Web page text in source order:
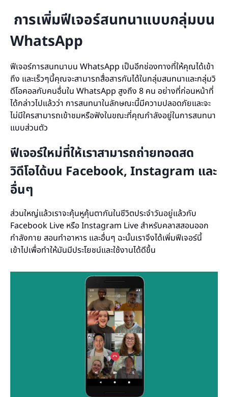
การเพิ่มฟีเจอร์สนทนาแบบกลุ่มบน
WhatsApp
ฟีเจอร์การสนทนาบน WhatsApp เป็นอีกช่องทางที่ให้คุณได้เข้า
ถึง และเร็วๆนี้คุณจะสามารถสื่อสารกันได้ในกลุ่มสนทนาและกลุ่มวิ
ดีโอคอลกับคนอื่นใน WhatsApp สูงถึง 8 คน อย่างที่ก่อนหน้าที่
ได้กล่าวไปแล้วว่า การสนทนาในลักษณะนี้มีความปลอดภัยและจะ
ไม่มีใครสามารถเข้าชมหรือฟังในขณะที่คุณกำลังอยู่ในการสนทนา
แบบส่วนตัว
ฟีเจอร์ใหม่ที่ให้เราสามารถถ่ายทอดสด
วิดีโอได้บน Facebook, Instagram และ
อื่นๆ
ส่วนใหญ่แล้วเราจะคุ้นหูคุ้นตากันในชีวิตประจำวันอยู่แล้วกับ
Facebook Live หรือ Instagram Live สำหรับคลาสสอนออก
กำลังกาย สอนทำอาหาร และอื่นๆ ฉะนั้นเราจึงได้เพิ่มฟีเจอร์นี้
เข้าไปเพื่อทำให้มันมีประโยชน์และใช้งานได้ดีขึ้น